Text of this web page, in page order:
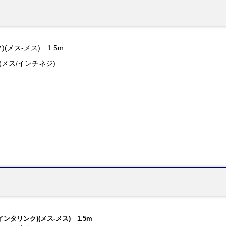
)(メス-メス) 1.5m
ス/インチネジ)
ンタリンク)(メス-メス) 1.5m